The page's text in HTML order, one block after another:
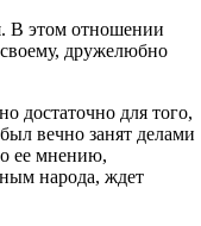
В этом отношении
дружелюбно
достаточно для того,
вечно занят делами
ее мнению,
народа, ждет